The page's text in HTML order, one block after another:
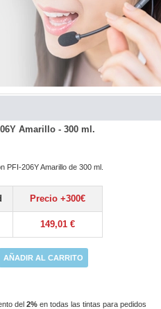
Amarillo - 300 ml.
PFI-206Y Amarillo de 300 ml.
Precio +300€
149,01 €
AÑADIR AL CARRITO
del2% en todas las tintas para pedidos